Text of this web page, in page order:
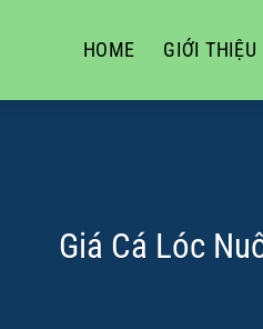
HOME GIỚI THIỆU
Giá Cá Lóc